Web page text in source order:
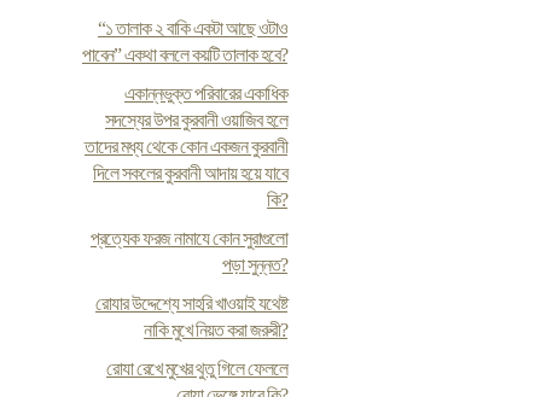
“১ তালাক ২ বাকি একটা আছে ওটাও
পাবেন” একথা বললে কয়টি তালাক হবে?
একান্নভুক্ত পরিবারের একাধিক
সদস্যের উপর কুরবানী ওয়াজিব হলে
তাদের মধ্য থেকে কোন একজন কুরবানী
দিলে সকলের কুরবানী আদায় হয়ে যাবে
কি?
প্রত্যেক ফরজ নামাযে কোন সুরাগুলো
পড়া সুন্নত?
রোযার উদ্দেশ্যে সাহরি খাওয়াই যথেষ্ট
নাকি মুখে নিয়ত করা জরুরী?
রোযা রেখে মুখের থুতু গিলে ফেললে